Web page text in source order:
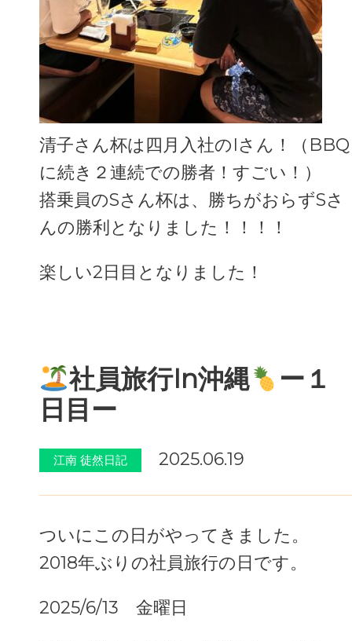
清子さん杯は四月入社のIさん！（BBQ
に続き２連続での勝者！すごい！）
搭乗員のSさん杯は、勝ちがおらずSさ
んの勝利となりました！！！！
楽しい2日目となりました！
社員旅行In沖縄
ー１
日目ー
江南 徒然日記 2025.06.19
ついにこの日がやってきました。
2018年ぶりの社員旅行の日です。
2025/6/13 金曜日